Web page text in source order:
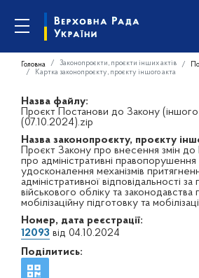
Головна Законопроєкти, проєкти інших актів
Картка законопроєкту, проєкту іншого акта
Назва файлу:
Проєкт Постанови до Закону
(07.10.2024).zip
Назва законопроєкту, проєкту
Проєкт Закону про внесення змін
про адміністративні
удосконалення механізмів
адміністративної відповідальності
військового обліку та
мобілізаційну підготовку та
Номер, дата реєстрації:
12093 від 04.10.2024
Поділитись: